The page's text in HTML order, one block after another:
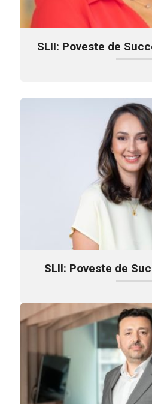
SLII: Poveste de
SLII: Poveste de